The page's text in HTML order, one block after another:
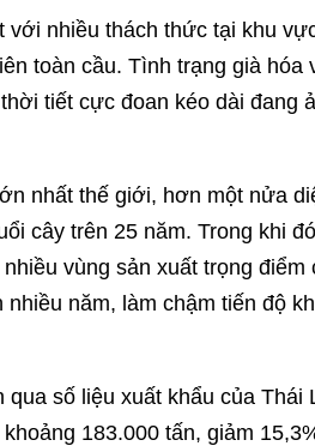
nhiều thách thức tại khu
toàn cầu. Tình trạng già hóa
tiết cực đoan kéo dài đang
nhất thế giới, hơn một nửa
cây trên 25 năm. Trong khi
vùng sản xuất trọng điểm
năm, làm chậm tiến độ
số liệu xuất khẩu của Thái
183.000 tấn, giảm